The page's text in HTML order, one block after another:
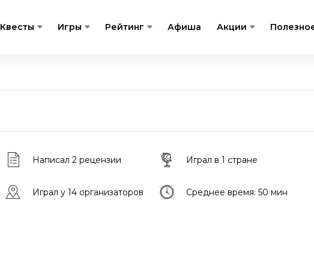
Квесты Игры Рейтинг Афиша Акции
Написал 2 рецензии Играл в 1 стране
Играл у 14 организаторов Среднее время: 50 мин